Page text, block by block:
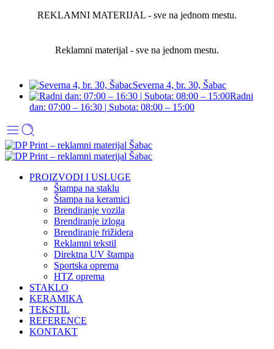
REKLAMNI MATERIJAL - sve na jednom mestu.
Reklamni materijal - sve na jednom mestu.
Severna 4, br. 30, Šabac
Radni
dan: 07:00 – 16:30 | Subota: 08:00 – 15:00
PROIZVODI I USLUGE
Štampa na staklu
Štampa na keramici
Brendiranje vozila
Brendiranje izloga
Brendiranje frižidera
Reklamni tekstil
Direktna UV štampa
Sportska oprema
HTZ oprema
STAKLO
KERAMIKA
TEKSTIL
REFERENCE
KONTAKT